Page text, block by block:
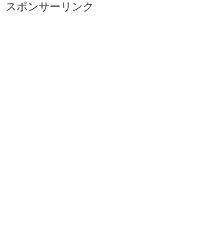
スポンサーリンク